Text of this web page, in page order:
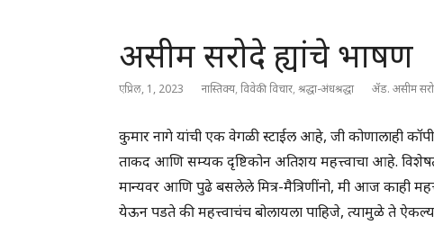
असीम सरोदे ह्यांचे भाषण
एप्रिल, 1, 2023 नास्तिक्य, विवेकी विचार, श्रद्धा-अंधश्रद्धा ॲड. असीम
कुमार नागे यांची एक वेगळी स्टाईल आहे, जी कोणालाही
ताकद आणि सम्यक दृष्टिकोन अतिशय महत्त्वाचा आहे.
मान्यवर आणि पुढे बसलेले मित्र-मैत्रिणींनो, मी आज काही
येऊन पडते की महत्त्वाचंच बोलायला पाहिजे, त्यामुळे ते